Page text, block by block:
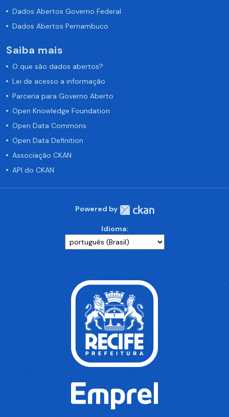
Dados Abertos Governo Federal
Dados Abertos Pernambuco
Saiba mais
O que são dados abertos?
Lei de acesso a informação
Parceria para Governo Aberto
Open Knowledge Foundation
Open Data Commons
Open Data Definition
Associação CKAN
API do CKAN
Powered by
Idioma